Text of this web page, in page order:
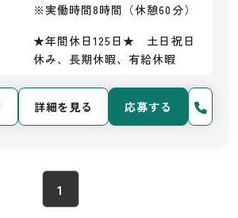
※実働時間8時間（休憩60分）
★年間休日125日★　土日祝日
休み、長期休暇、有給休暇
詳細を見る 応募する
1